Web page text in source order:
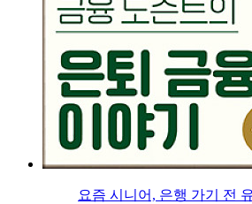
요즘 시니어, 은행 가기 전